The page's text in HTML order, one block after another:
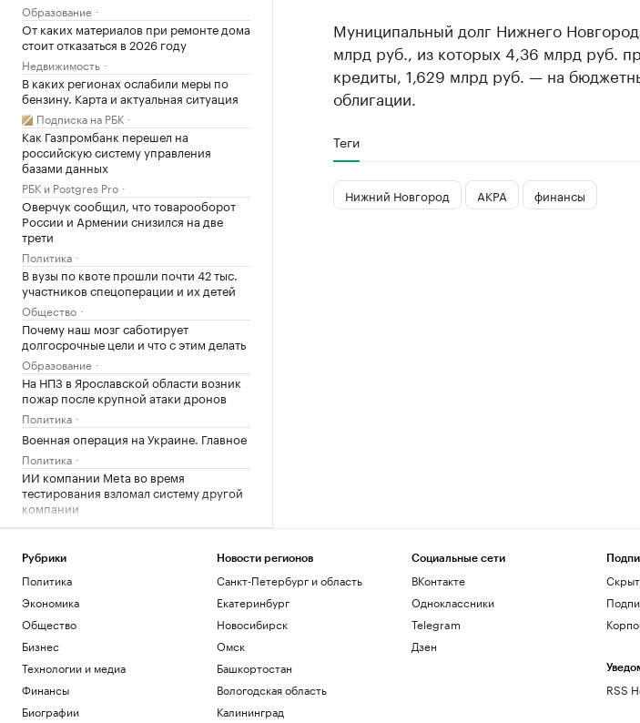
Образование
От каких материалов при ремонте дома
стоит отказаться в 2026 году
Недвижимость
В каких регионах ослабили меры по
бензину. Карта и актуальная ситуация
Подписка на РБК
Как Газпромбанк перешел на
российскую систему управления
базами данных
РБК и Postgres Pro
Оверчук сообщил, что товарооборот
России и Армении снизился на две
трети
Политика
В вузы по квоте прошли почти 42 тыс.
участников спецоперации и их детей
Общество
Почему наш мозг саботирует
долгосрочные цели и что с этим делать
Образование
На НПЗ в Ярославской области возник
пожар после крупной атаки дронов
Политика
Военная операция на Украине. Главное
Политика
ИИ компании Meta во время
тестирования взломал систему другой
компании
Технологии и медиа
которых туристы жалеют в аэропорту
РБК Компании
11 мифов об ИИ в промышленности — и
РБК и Yandex Cloud
Загрузить еще
Муниципальный долг Нижнего
млрд руб., из которых 4,36 млрд руб.
кредиты, 1,629 млрд руб. — на
облигации.
Теги
Нижний Новгород АКРА финансы
Рубрики
Политика
Экономика
Общество
Бизнес
Технологии и медиа
Финансы
Биографии
Новости регионов
Санкт-Петербург и область
Екатеринбург
Новосибирск
Омск
Башкортостан
Вологодская область
Калининград
Социальные сети
ВКонтакте
Одноклассники
Telegram
Дзен
RSS